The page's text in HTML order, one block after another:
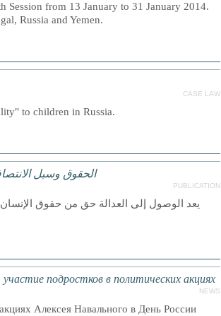
from 13 January to 31 January 2014.
Russia and Yemen.
CASE LAW
to children in Russia.
الحقوق وسبل
PUBLICATION
يعد الوصول إلى العدالة حق من حقوق
подростков в политических акциях
NEWS
Алексея Навального в День России